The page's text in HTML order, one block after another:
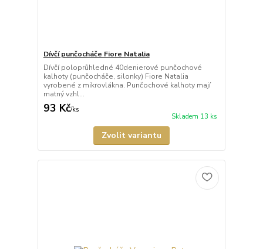
Dívčí punčocháče Fiore Natalia
Dívčí poloprůhledné 40denierové punčochové
kalhoty (punčocháče, silonky) Fiore Natalia
vyrobené z mikrovlákna. Punčochové kalhoty mají
matný vzhl...
93 Kč/ks
Skladem 13 ks
Zvolit variantu